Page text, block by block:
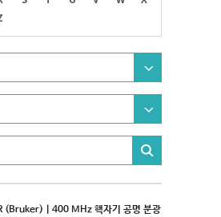
| 400 MHz 핵자기 공명 분광